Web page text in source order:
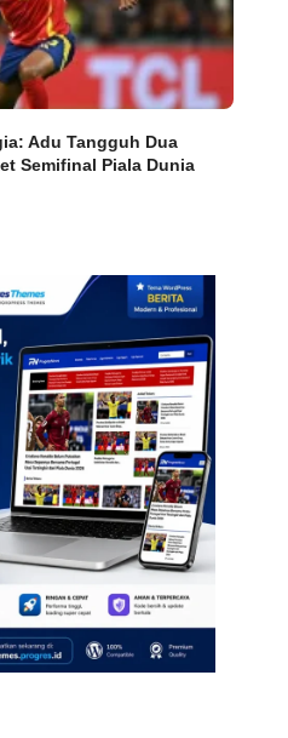
Adu Tangguh Dua
Semifinal Piala Dunia